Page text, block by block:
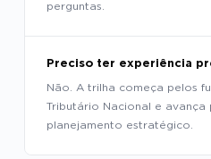
perguntas.
Preciso ter experiência
Não. A trilha começa pelos
Tributário Nacional e
planejamento estratégico.